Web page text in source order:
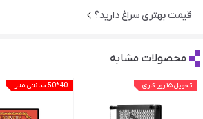
قیمت بهتری سراغ دارید؟
محصولات مشابه
تحویل ۱۵ روز کاری 40*50 سانتی متر